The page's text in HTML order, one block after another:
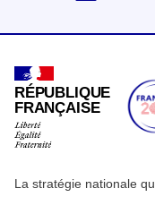
RÉPUBLIQUE
FRANÇAISE
La stratégie nationale